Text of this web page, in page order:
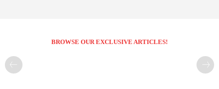
BROWSE OUR EXCLUSIVE ARTICLES!